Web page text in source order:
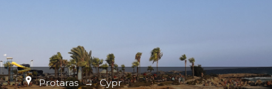
Protaras → Cypr